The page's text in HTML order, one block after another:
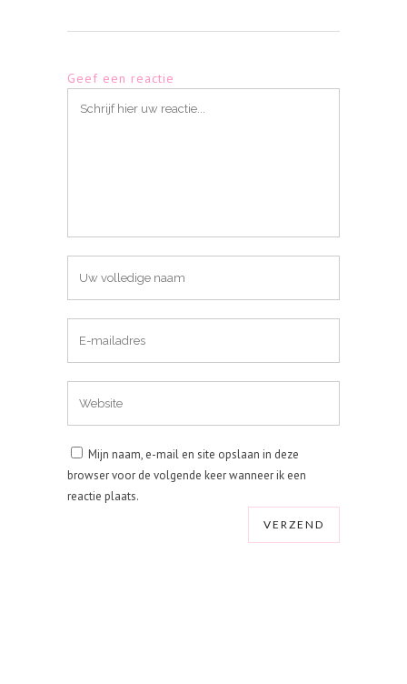
Geef een reactie
Mijn naam, e-mail en site opslaan in deze
browser voor de volgende keer wanneer ik een
reactie plaats.